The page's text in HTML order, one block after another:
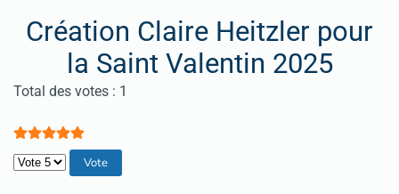
Création Claire Heitzler pour
la Saint Valentin 2025
Vote utilisateur:5/
Total des votes : 1
Veuillez voter